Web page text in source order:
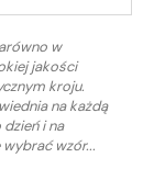
w
jakości
kroju.
na każdą
i na
wzór...